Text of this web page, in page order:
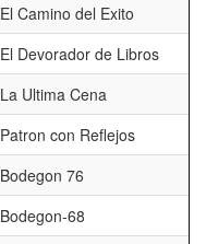
El Camino del Exito
El Devorador de Libros
La Ultima Cena
Patron con Reflejos
Bodegon 76
Bodegon-68